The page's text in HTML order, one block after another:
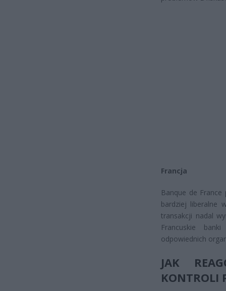
Francja
Banque de
bardziej liberalne
transakcji nadal
Francuskie
odpowiednich
JAK
KONTROLI